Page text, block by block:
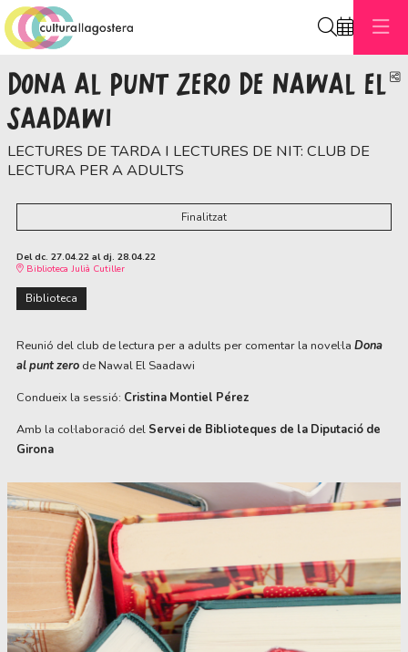
DONA AL PUNT ZERO DE NAWAL EL
SAADAWI
LECTURES DE TARDA I LECTURES DE NIT: CLUB DE
LECTURA PER A ADULTS
Finalitzat
Del dc. 27.04.22 al dj. 28.04.22
Biblioteca Julià Cutiller
Biblioteca
Reunió del club de lectura per a adults per comentar la novel·la Dona
al punt zero de Nawal El Saadawi
Condueix la sessió: Cristina Montiel Pérez
Amb la col·laboració del Servei de Biblioteques de la Diputació de
Girona